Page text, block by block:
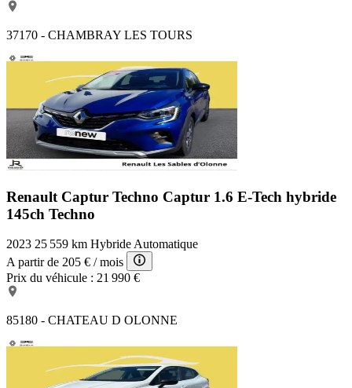
37170 - CHAMBRAY LES TOURS
Renault Captur Techno Captur 1.6 E-Tech hybride
145ch Techno
2023 25 559 km Hybride Automatique
A partir de 205 € / mois
Prix du véhicule : 21 990 €
85180 - CHATEAU D OLONNE